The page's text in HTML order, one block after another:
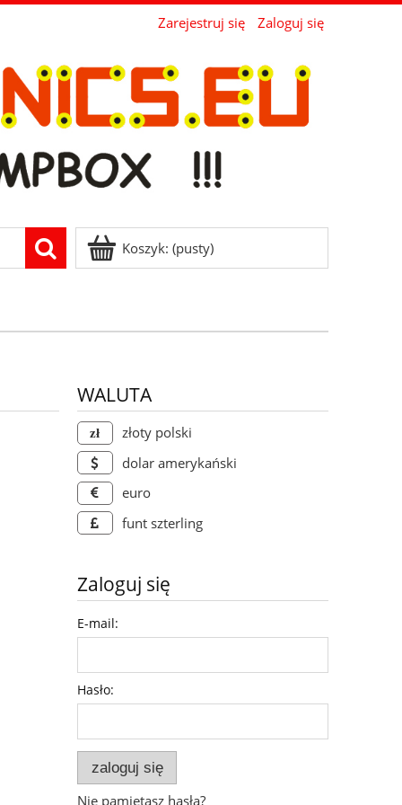
Zarejestruj się Zaloguj się
Koszyk: (pusty)
WALUTA
złoty polski
dolar amerykański
euro
funt szterling
Zaloguj się
E-mail:
Hasło:
zaloguj się
Nie pamiętasz hasła?